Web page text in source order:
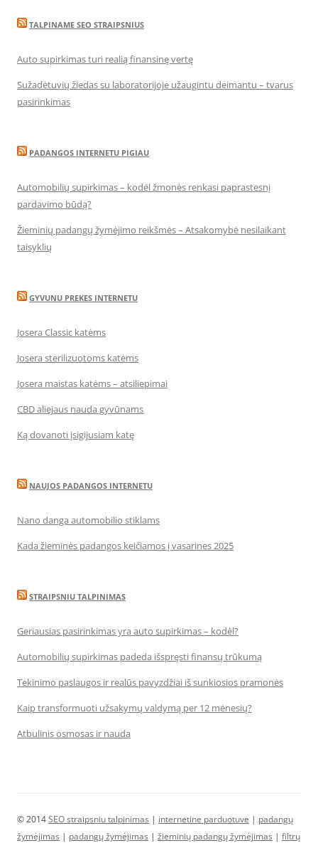
TALPINAME SEO STRAIPSNIUS
Auto supirkimas turi realią finansinę vertę
Sužadėtuvių žiedas su laboratorijoje užaugintu deimantu – tvarus
pasirinkimas
PADANGOS INTERNETU PIGIAU
Automobilių supirkimas – kodėl žmonės renkasi paprastesnį
pardavimo būdą?
Žieminių padangų žymėjimo reikšmės – Atsakomybė nesilaikant
taisyklių
GYVUNU PREKES INTERNETU
Josera Classic katėms
Josera sterilizuotoms katėms
Josera maistas katėms – atsiliepimai
CBD aliejaus nauda gyvūnams
Ką dovanoti įsigijusiam katę
NAUJOS PADANGOS INTERNETU
Nano danga automobilio stiklams
Kada žieminės padangos keičiamos į vasarines 2025
STRAIPSNIU TALPINIMAS
Geriausias pasirinkimas yra auto supirkimas – kodėl?
Automobilių supirkimas padeda išspręsti finansų trūkumą
Tekinimo paslaugos ir realūs pavyzdžiai iš sunkiosios pramonės
Kaip transformuoti užsakymų valdymą per 12 mėnesių?
Atbulinis osmosas ir nauda
© 2014SEO straipsniu talpinimas | internetine parduotuve | padangų
žymėjimas | padangų žymėjimas | žieminių padangų žymėjimas | filtrų